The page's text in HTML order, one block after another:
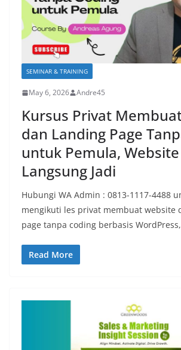
SEMINAR & TRAINING
May 6, 2026 Andre45
Kursus Privat
dan Landing Page
untuk Pemula, Website
Langsung Jadi
Hubungi WA Admin : 0813-1117-4488
mengikuti les privat membuat website
page tanpa coding berbasis
Read More